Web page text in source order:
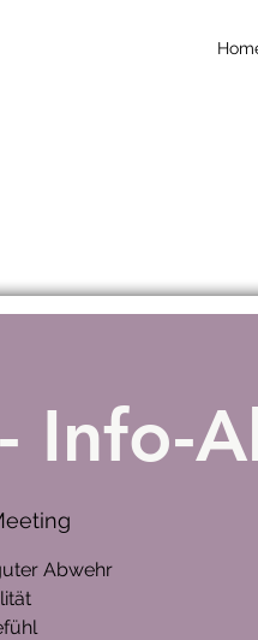
Info-
Abwehr